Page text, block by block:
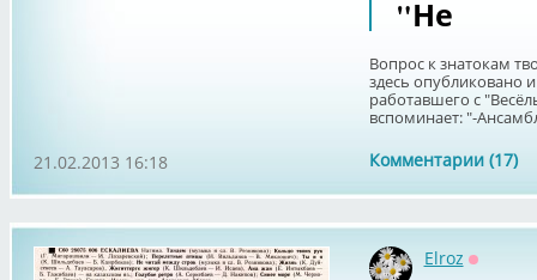
"Не
Вопрос к знатокам
здесь опубликовано
работавшего с
вспоминает: "-
Комментарии (17)
21.02.2013 16:18
Elroz